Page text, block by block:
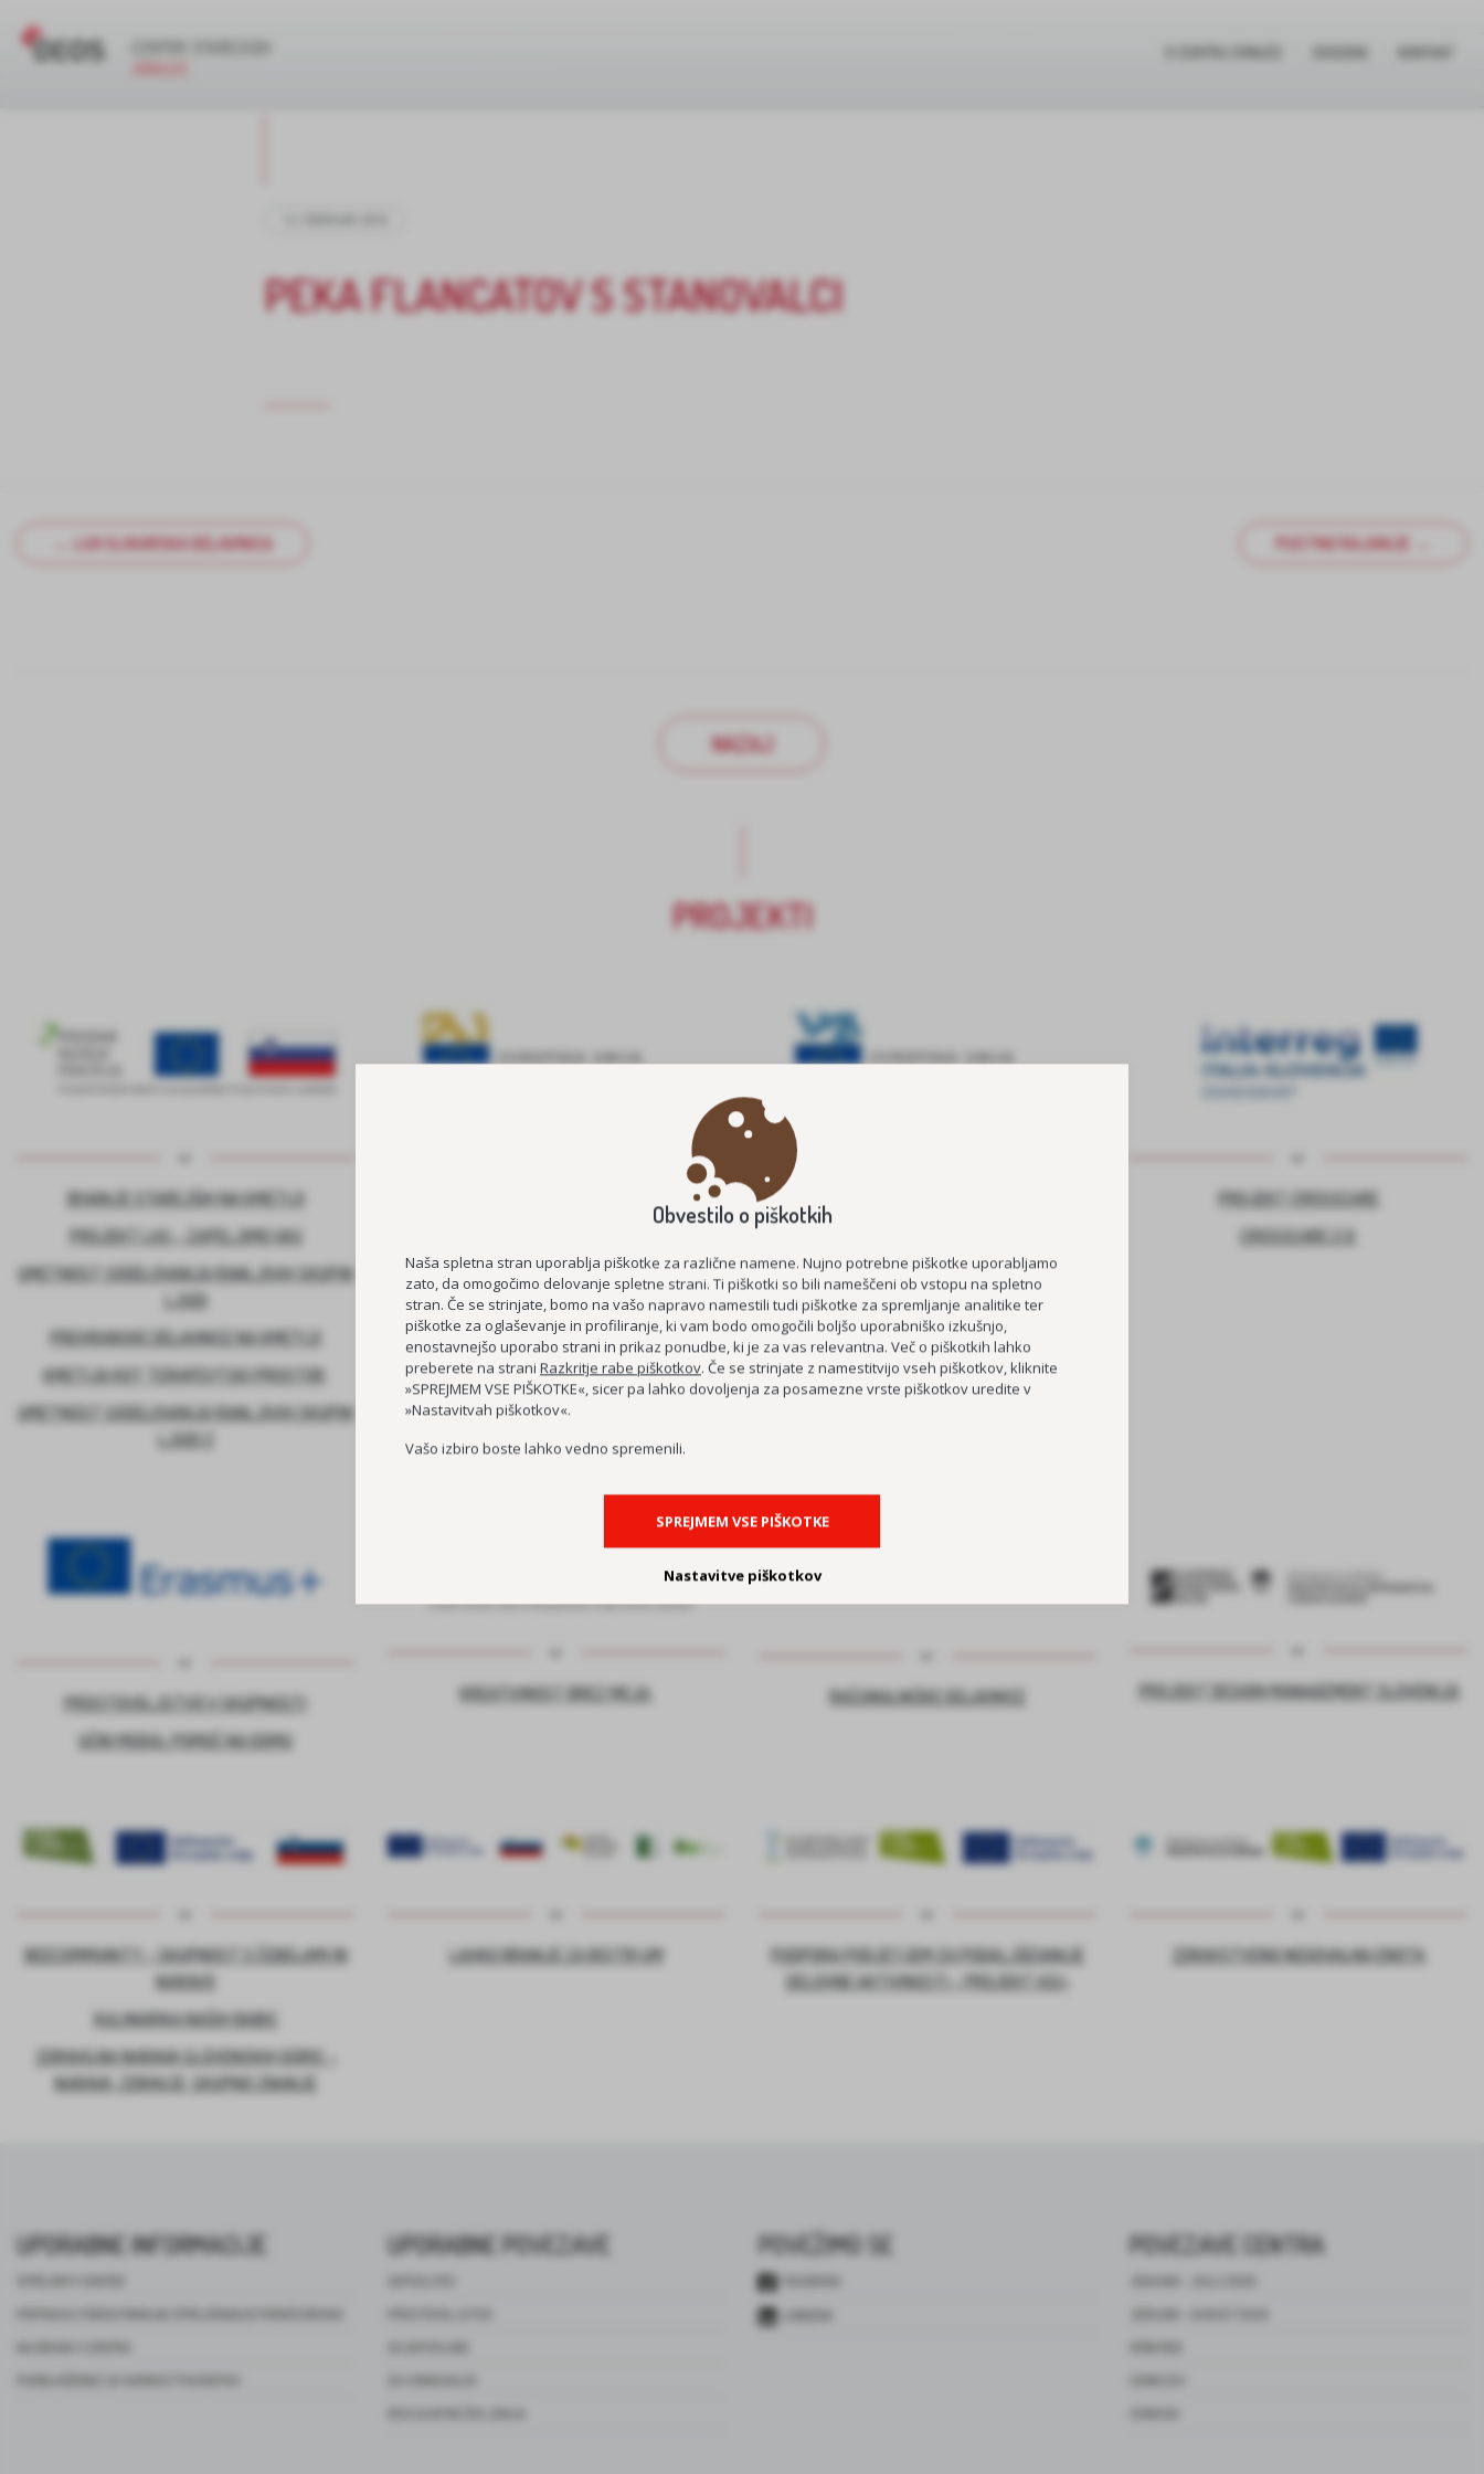
PEKA FLANCATOV S STANOVALCI
← LUX SLIKARSKA DELAVNICA PUSTNO RAJANJE →
NAZAJ
PROJEKTI
BIVANJE STAREJŠIH NA KMETIJI
PROJEKT LAS – ZAPELJIMO VAS
UMETNOST SODELOVANJA RANLJIVIH SKUPIN
LJUDI
PREHRANSKE DELAVNICE NA KMETIJI
KMETIJA KOT TERAPEVTSKI PROSTOR
UMETNOST SODELOVANJA RANLJIVIH SKUPIN
LJUDI 2
MEDGENERACIJSKO POVEZOVANJE ZA VARNO
ČUTIM – ŽIVIM
DEMENCI PRIJAZNA TOČKA
MEDGENERACIJSKO SREDIŠČE PRI OŠ HORJUL
MREŽA BREZPLAČNIH E-PREVOZOV
PROJEKT CROSSCARE
CROSSCARE 2.0
PROSTOVOLJSTVO V SKUPNOSTI
UČNI MODUL POMOČ NA DOMU
KREATIVNOST BREZ MEJA RAČUNALNIŠKE DELAVNICE PROJEKT DESIGN MANAGEMENT SLOVENIJA
BEECOMMUNITY – SKUPNOST S ČEBELAMI IN
NARAVO
KULINARIKA NAŠIH BABIC
ZDRAVILNA NARAVA SLOVENSKIH GORIC –
NARAVA, ZDRAVJE, SKUPNO ZNANJE
LAHKO BRANJE ZA BISTRI UM
PODPORA PODJETJEM ZA PODALJŠEVANJE
DELOVNE AKTIVNOSTI – PROJEKT ASI+
ZDRAVSTVENO NEGOVALNA ENOTA
UPORABNE INFORMACIJE UPORABNE POVEZAVE POVEŽIMO SE
FACEBOOK
POVEZAVE CENTRA
Obvestilo o piškotkih
Naša spletna stran uporablja piškotke za različne namene. Nujno potrebne piškotke uporabljamo
zato, da omogočimo delovanje spletne strani. Ti piškotki so bili nameščeni ob vstopu na spletno
stran. Če se strinjate, bomo na vašo napravo namestili tudi piškotke za spremljanje analitike ter
piškotke za oglaševanje in profiliranje, ki vam bodo omogočili boljšo uporabniško izkušnjo,
enostavnejšo uporabo strani in prikaz ponudbe, ki je za vas relevantna. Več o piškotkih lahko
preberete na strani Razkritje rabe piškotkov. Če se strinjate z namestitvijo vseh piškotkov, kliknite
»SPREJMEM VSE PIŠKOTKE«, sicer pa lahko dovoljenja za posamezne vrste piškotkov uredite v
»Nastavitvah piškotkov«.
Vašo izbiro boste lahko vedno spremenili.
SPREJMEM VSE PIŠKOTKE
Nastavitve piškotkov